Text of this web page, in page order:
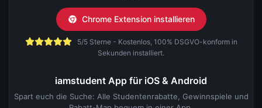
Chrome Extension installieren
5/5 Sterne - Kostenlos, 100% DSGVO-konform in
Sekunden installiert.
iamstudent App für iOS & Android
Spart euch die Suche: Alle Studentenrabatte, Gewinnspiele und